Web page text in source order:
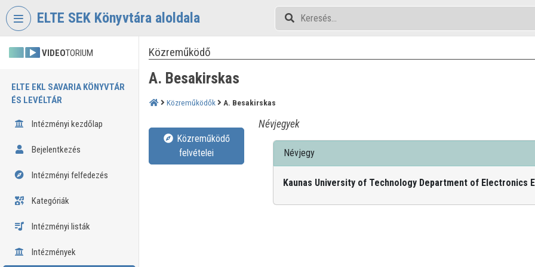
Fejléc kihagyása
ELTE SEK Könyvtára aloldala
VIDEOTORIUM
ELTE EKL SAVARIA KÖNYVTÁR
ÉS LEVÉLTÁR
Intézményi kezdőlap
Bejelentkezés
Intézményi felfedezés
Kategóriák
Intézményi listák
Intézmények
Közreműködő
A. Besakirskas
Közreműködők A. Besakirskas
felvételei
Névjegyek
Névjegy
Kaunas University of Technology Department of Electronics